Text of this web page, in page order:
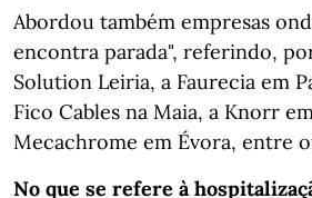
Abordou também empresas
encontra parada", referindo,
Solution Leiria, a Faurecia em
Fico Cables na Maia, a Knorr
Mecachrome em Évora, entre
No que se refere à